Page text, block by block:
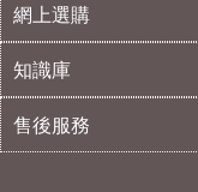
網上選購
知識庫
售後服務